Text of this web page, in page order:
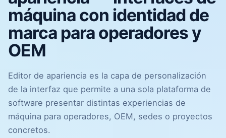
máquina con identidad de
marca para operadores y
OEM
Editor de apariencia es la capa de personalización
de la interfaz que permite a una sola plataforma de
software presentar distintas experiencias de
máquina para operadores, OEM, sedes o proyectos
concretos.